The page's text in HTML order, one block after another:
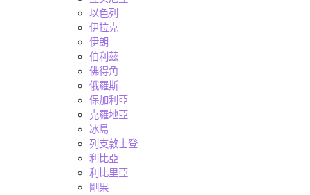
以色列
伊拉克
伊朗
伯利茲
佛得角
俄羅斯
保加利亞
克羅地亞
冰島
列支敦士登
利比亞
利比里亞
剛果